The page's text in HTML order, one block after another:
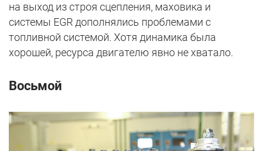
на выход из строя сцепления, маховика и
системы EGR дополнялись проблемами с
топливной системой. Хотя динамика была
хорошей, ресурса двигателю явно не хватало.
Восьмой